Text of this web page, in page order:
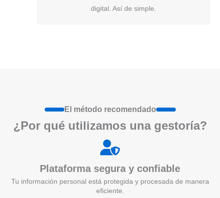
digital. Así de simple.
El método recomendado
¿Por qué utilizamos una gestoría?
Plataforma segura y confiable
Tu información personal está protegida y procesada de manera
eficiente.